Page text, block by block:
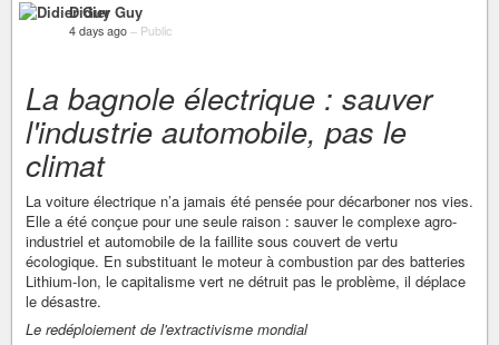
Didier Guy
4 days ago – Public
La bagnole électrique : sauver
l'industrie automobile, pas le
climat
La voiture électrique n’a jamais été pensée pour décarboner nos vies.
Elle a été conçue pour une seule raison : sauver le complexe agro-
industriel et automobile de la faillite sous couvert de vertu
écologique. En substituant le moteur à combustion par des batteries
Lithium-Ion, le capitalisme vert ne détruit pas le problème, il déplace
le désastre.
Le redéploiement de l'extractivisme mondial